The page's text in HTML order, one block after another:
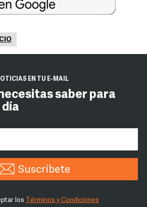
EN TU E-MAIL
saber para
Suscríbete
los Términos y Condiciones